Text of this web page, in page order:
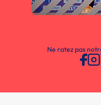
Ne ratez pas